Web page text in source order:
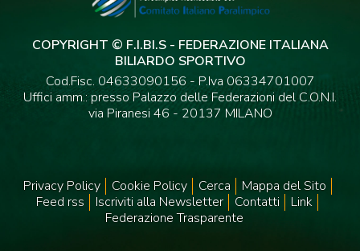
COPYRIGHT © F.I.BI.S - FEDERAZIONE ITALIANA
BILIARDO SPORTIVO
Cod.Fisc. 04633090156 - P.Iva 06334701007
Uffici amm.: presso Palazzo delle Federazioni del C.O.N.I.
via Piranesi 46 - 20137 MILANO
Privacy Policy Cookie Policy Cerca
Mappa del Sito
Feed rss
Iscriviti alla Newsletter Contatti
Link
Federazione Trasparente